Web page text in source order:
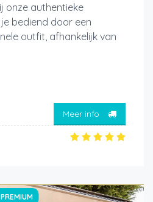
onze authentieke
bediend door een
outfit, afhankelijk van
Meer info
PREMIUM